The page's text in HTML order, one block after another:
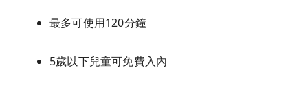
最多可使用120分鐘
5歲以下兒童可免費入內